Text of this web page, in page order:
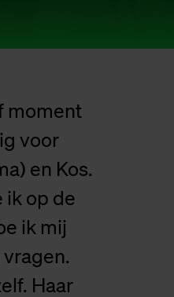
moment
voor
en Kos.
ik op de
ik mij
Haar